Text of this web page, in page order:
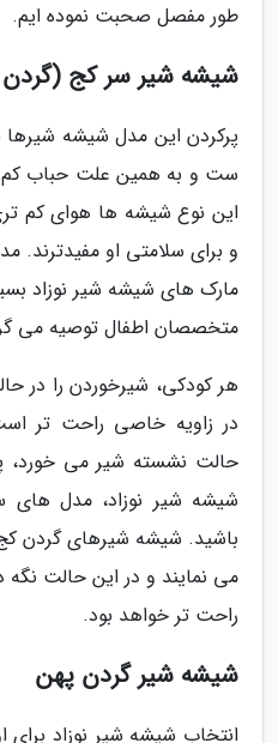
طور مفصل صحبت نموده ایم.
شیشه شیر سر کج
پرکردن این مدل شیشه
ست و به همین علت حباب کم
این نوع شیشه ها هوای کم
و برای سلامتی او مفیدترند.
مارک های شیشه شیر نوزاد
متخصصان اطفال توصیه می
هر کودکی، شیرخوردن را
در زاویه خاصی راحت تر
حالت نشسته شیر می خورد،
شیشه شیر نوزاد، مدل های
باشید. شیشه شیرهای گردن
می نمایند و در این حالت
راحت تر خواهد بود.
شیشه شیر گردن پهن
انتخاب شیشه شیر نوزاد